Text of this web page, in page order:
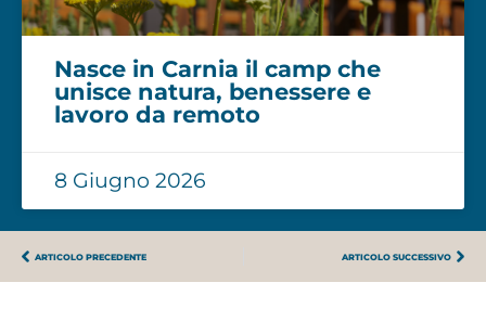
Nasce in Carnia il camp che
unisce natura, benessere e
lavoro da remoto
8 Giugno 2026
ARTICOLO PRECEDENTE ARTICOLO SUCCESSIVO